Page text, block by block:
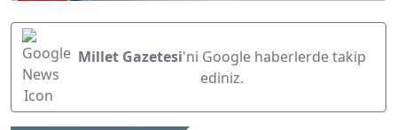
Millet Gazetesi'ni Google haberlerde takip
ediniz.